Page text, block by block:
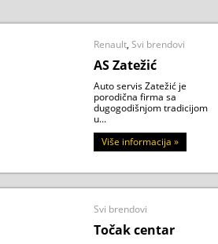
Renault, Svi brendovi
AS Zatežić
Auto servis Zatežić je
porodična firma sa
dugogodišnjom tradicijom
u...
Više informacija »
Svi brendovi
Točak centar